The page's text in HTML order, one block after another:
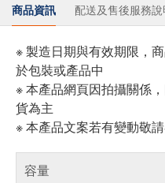
商品資訊 配送及售後服務說
※ 製造日期與有效期限，
於包裝或產品中
※ 本產品網頁因拍攝關係
貨為主
※ 本產品文案若有變動敬
容量